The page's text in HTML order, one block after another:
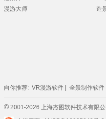
漫游大师
造
向你推荐: VR漫游软件 全景制作软件
© 2001-2026 上海杰图软件技术有限